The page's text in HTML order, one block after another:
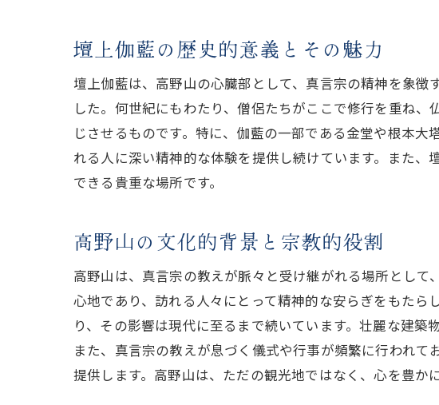
壇上伽藍の歴史的意義とその魅力
壇上伽藍は、高野山の心臓部として、真言宗の精神を象
した。何世紀にもわたり、僧侶たちがここで修行を重ね
じさせるものです。特に、伽藍の一部である金堂や根本
れる人に深い精神的な体験を提供し続けています。また
できる貴重な場所です。
高野山の文化的背景と宗教的役割
高野山は、真言宗の教えが脈々と受け継がれる場所とし
心地であり、訪れる人々にとって精神的な安らぎをもた
り、その影響は現代に至るまで続いています。壮麗な建築
また、真言宗の教えが息づく儀式や行事が頻繁に行われ
提供します。高野山は、ただの観光地ではなく、心を豊か